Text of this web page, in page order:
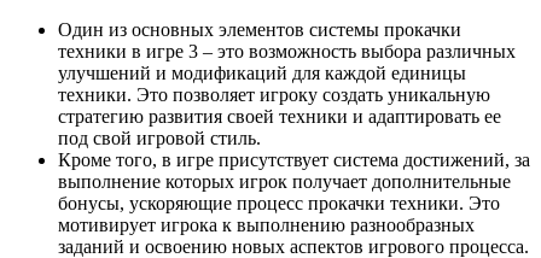
Один из основных элементов системы прокачки
техники в игре 3 – это возможность выбора различных
улучшений и модификаций для каждой единицы
техники. Это позволяет игроку создать уникальную
стратегию развития своей техники и адаптировать ее
под свой игровой стиль.
Кроме того, в игре присутствует система достижений, за
выполнение которых игрок получает дополнительные
бонусы, ускоряющие процесс прокачки техники. Это
мотивирует игрока к выполнению разнообразных
заданий и освоению новых аспектов игрового процесса.